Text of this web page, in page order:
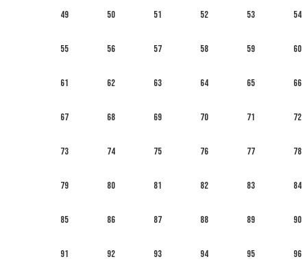
49 50 51 52 53 54
55 56 57 58 59 60
61 62 63 64 65 66
67 68 69 70 71 72
73 74 75 76 77 78
79 80 81 82 83 84
85 86 87 88 89 90
91 92 93 94 95 96